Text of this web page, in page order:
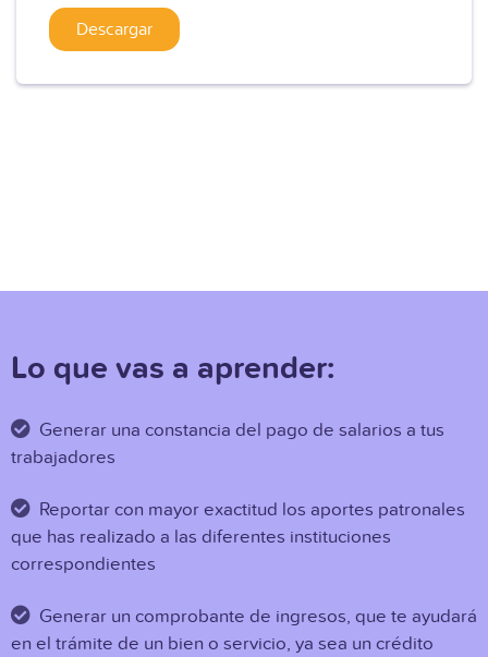
Lo que vas a aprender:
Generar una constancia del pago de salarios a tus
trabajadores
Reportar con mayor exactitud los aportes patronales
que has realizado a las diferentes instituciones
correspondientes
Generar un comprobante de ingresos, que te ayudará
en el trámite de un bien o servicio, ya sea un crédito